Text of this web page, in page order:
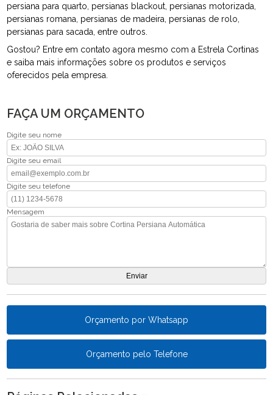
persiana para quarto, persianas blackout, persianas motorizada,
persianas romana, persianas de madeira, persianas de rolo,
persianas para sacada, entre outros.
Gostou? Entre em contato agora mesmo com a Estrela Cortinas
e saiba mais informações sobre os produtos e serviços
oferecidos pela empresa.
FAÇA UM ORÇAMENTO
Digite seu nome
Digite seu email
Digite seu telefone
Mensagem
Orçamento por Whatsapp
Orçamento pelo Telefone